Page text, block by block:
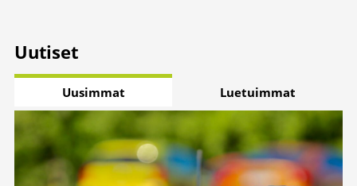
Uutiset
Uusimmat Luetuimmat